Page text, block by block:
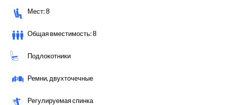
Мест: 8
Общая вместимость: 8
Подлокотники
Ремни, двухточечные
Регулируемая спинка